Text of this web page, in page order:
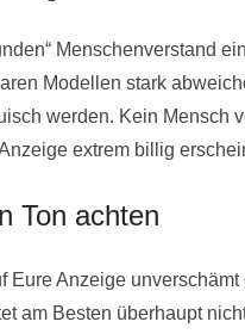
Menschenverstand
Modellen stark
werden. Kein Mensch
extrem billig
Ton achten
Eure Anzeige
am Besten überhaupt